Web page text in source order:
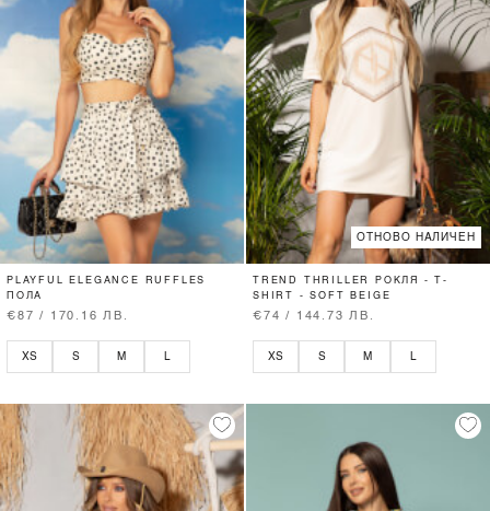
PLAYFUL ELEGANCE RUFFLES
ПОЛА
€87 / 170.16 ЛВ.
XS S M
ОТНОВО НАЛИЧЕН
TREND THRILLER РОКЛЯ - T-
SHIRT - SOFT BEIGE
€74 / 144.73 ЛВ.
XS S M